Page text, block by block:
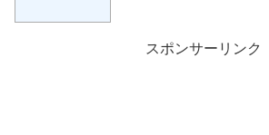
スポンサーリンク